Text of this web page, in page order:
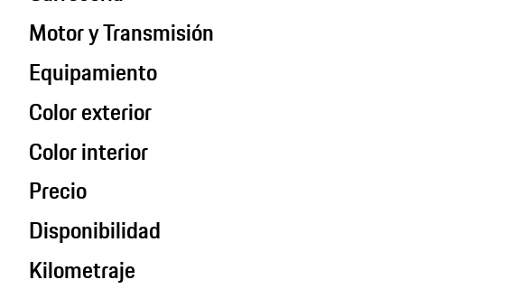
Motor y Transmisión
Equipamiento
Color exterior
Color interior
Precio
Disponibilidad
Kilometraje